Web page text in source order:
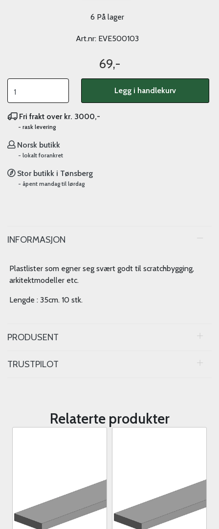
6 På lager
Art.nr: EVE500103
69,-
Legg i handlekurv
Fri frakt over kr. 3000,-
- rask levering
Norsk butikk
- lokalt forankret
Stor butikk i Tønsberg
- åpent mandag til lørdag
INFORMASJON
Plastlister som egner seg svært godt til scratchbygging,
arkitektmodeller etc.
Lengde : 35cm. 10 stk.
PRODUSENT
TRUSTPILOT
Relaterte produkter